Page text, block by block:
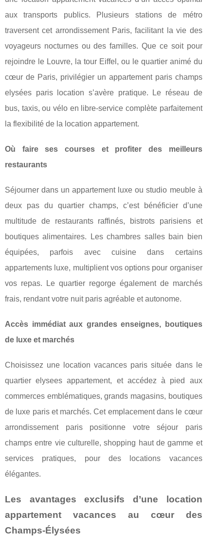
aux transports publics. Plusieurs stations de métro
traversent cet arrondissement Paris, facilitant la vie des
voyageurs nocturnes ou des familles. Que ce soit pour
rejoindre le Louvre, la tour Eiffel, ou le quartier animé du
cœur de Paris, privilégier un appartement paris champs
elysées paris location s’avère pratique. Le réseau de
bus, taxis, ou vélo en libre-service complète parfaitement
la flexibilité de la location appartement.
Où faire ses courses et profiter des meilleurs
restaurants
Séjourner dans un appartement luxe ou studio meuble à
deux pas du quartier champs, c’est bénéficier d’une
multitude de restaurants raffinés, bistrots parisiens et
boutiques alimentaires. Les chambres salles bain bien
équipées, parfois avec cuisine dans certains
appartements luxe, multiplient vos options pour organiser
vos repas. Le quartier regorge également de marchés
frais, rendant votre nuit paris agréable et autonome.
Accès immédiat aux grandes enseignes, boutiques
de luxe et marchés
Choisissez une location vacances paris située dans le
quartier elysees appartement, et accédez à pied aux
commerces emblématiques, grands magasins, boutiques
de luxe paris et marchés. Cet emplacement dans le cœur
arrondissement paris positionne votre séjour paris
champs entre vie culturelle, shopping haut de gamme et
services pratiques, pour des locations vacances
élégantes.
Les avantages exclusifs d’une location
appartement vacances au cœur des
Champs-Élysées